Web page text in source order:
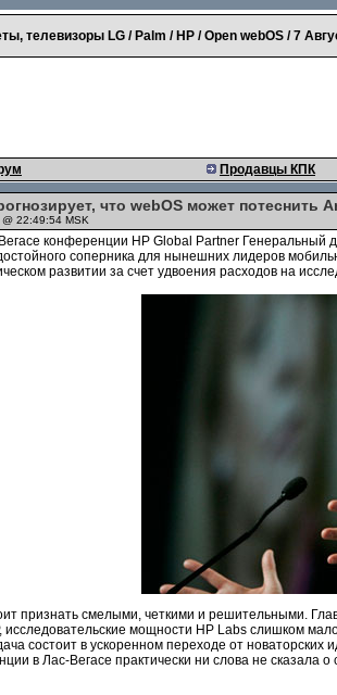
телевизоры LG / Palm / HP / Open webOS /7
Продавцы КПК
что webOS может потеснить
22:49:54 MSK
конференции HP Global Partner Генераль­ный
соперника для нынешних лидеров
развитии за счет удвоения расходов на
признать смелыми, четкими и решительными.
исследовательские мощности HP Labs слишком
состоит в ускоренном переходе от
в Лас-Вегасе практически ни слова не